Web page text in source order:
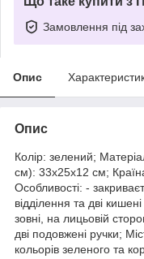
Замовлення під
Опис
Опис
Колір: зелений;
см): 33х25х12 см;
Особливості: -
відділення та дві
зовні, на лицьовій
дві подовжені ручки;
кольорів зеленого та